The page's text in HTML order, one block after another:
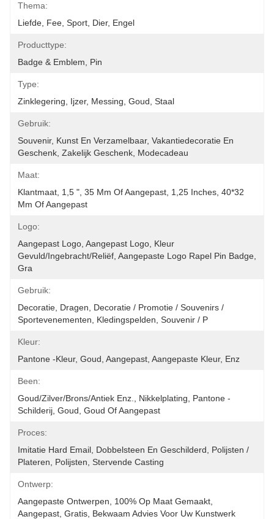
Thema:
Liefde, Fee, Sport, Dier, Engel
Producttype:
Badge & Emblem, Pin
Type:
Zinklegering, Ijzer, Messing, Goud, Staal
Gebruik:
Souvenir, Kunst En Verzamelbaar, Vakantiedecoratie En
Geschenk, Zakelijk Geschenk, Modecadeau
Maat:
Klantmaat, 1,5 ", 35 Mm Of Aangepast, 1,25 Inches, 40*32
Mm Of Aangepast
Logo:
Aangepast Logo, Aangepast Logo, Kleur
Gevuld/ingebracht/reliëf, Aangepaste Logo Rapel Pin Badge,
Gra
Gebruik:
Decoratie, Dragen, Decoratie / Promotie / Souvenirs /
Sportevenementen, Kledingspelden, Souvenir / P
Kleur:
Pantone -kleur, Goud, Aangepast, Aangepaste Kleur, Enz
Been:
Goud/zilver/brons/antiek Enz., Nikkelplating, Pantone -
Schilderij, Goud, Goud Of Aangepast
Proces:
Imitatie Hard Email, Dobbelsteen En Geschilderd, Polijsten /
Plateren, Polijsten, Stervende Casting
Ontwerp:
Aangepaste Ontwerpen, 100% Op Maat Gemaakt,
Aangepast, Gratis, Bekwaam Advies Voor Uw Kunstwerk